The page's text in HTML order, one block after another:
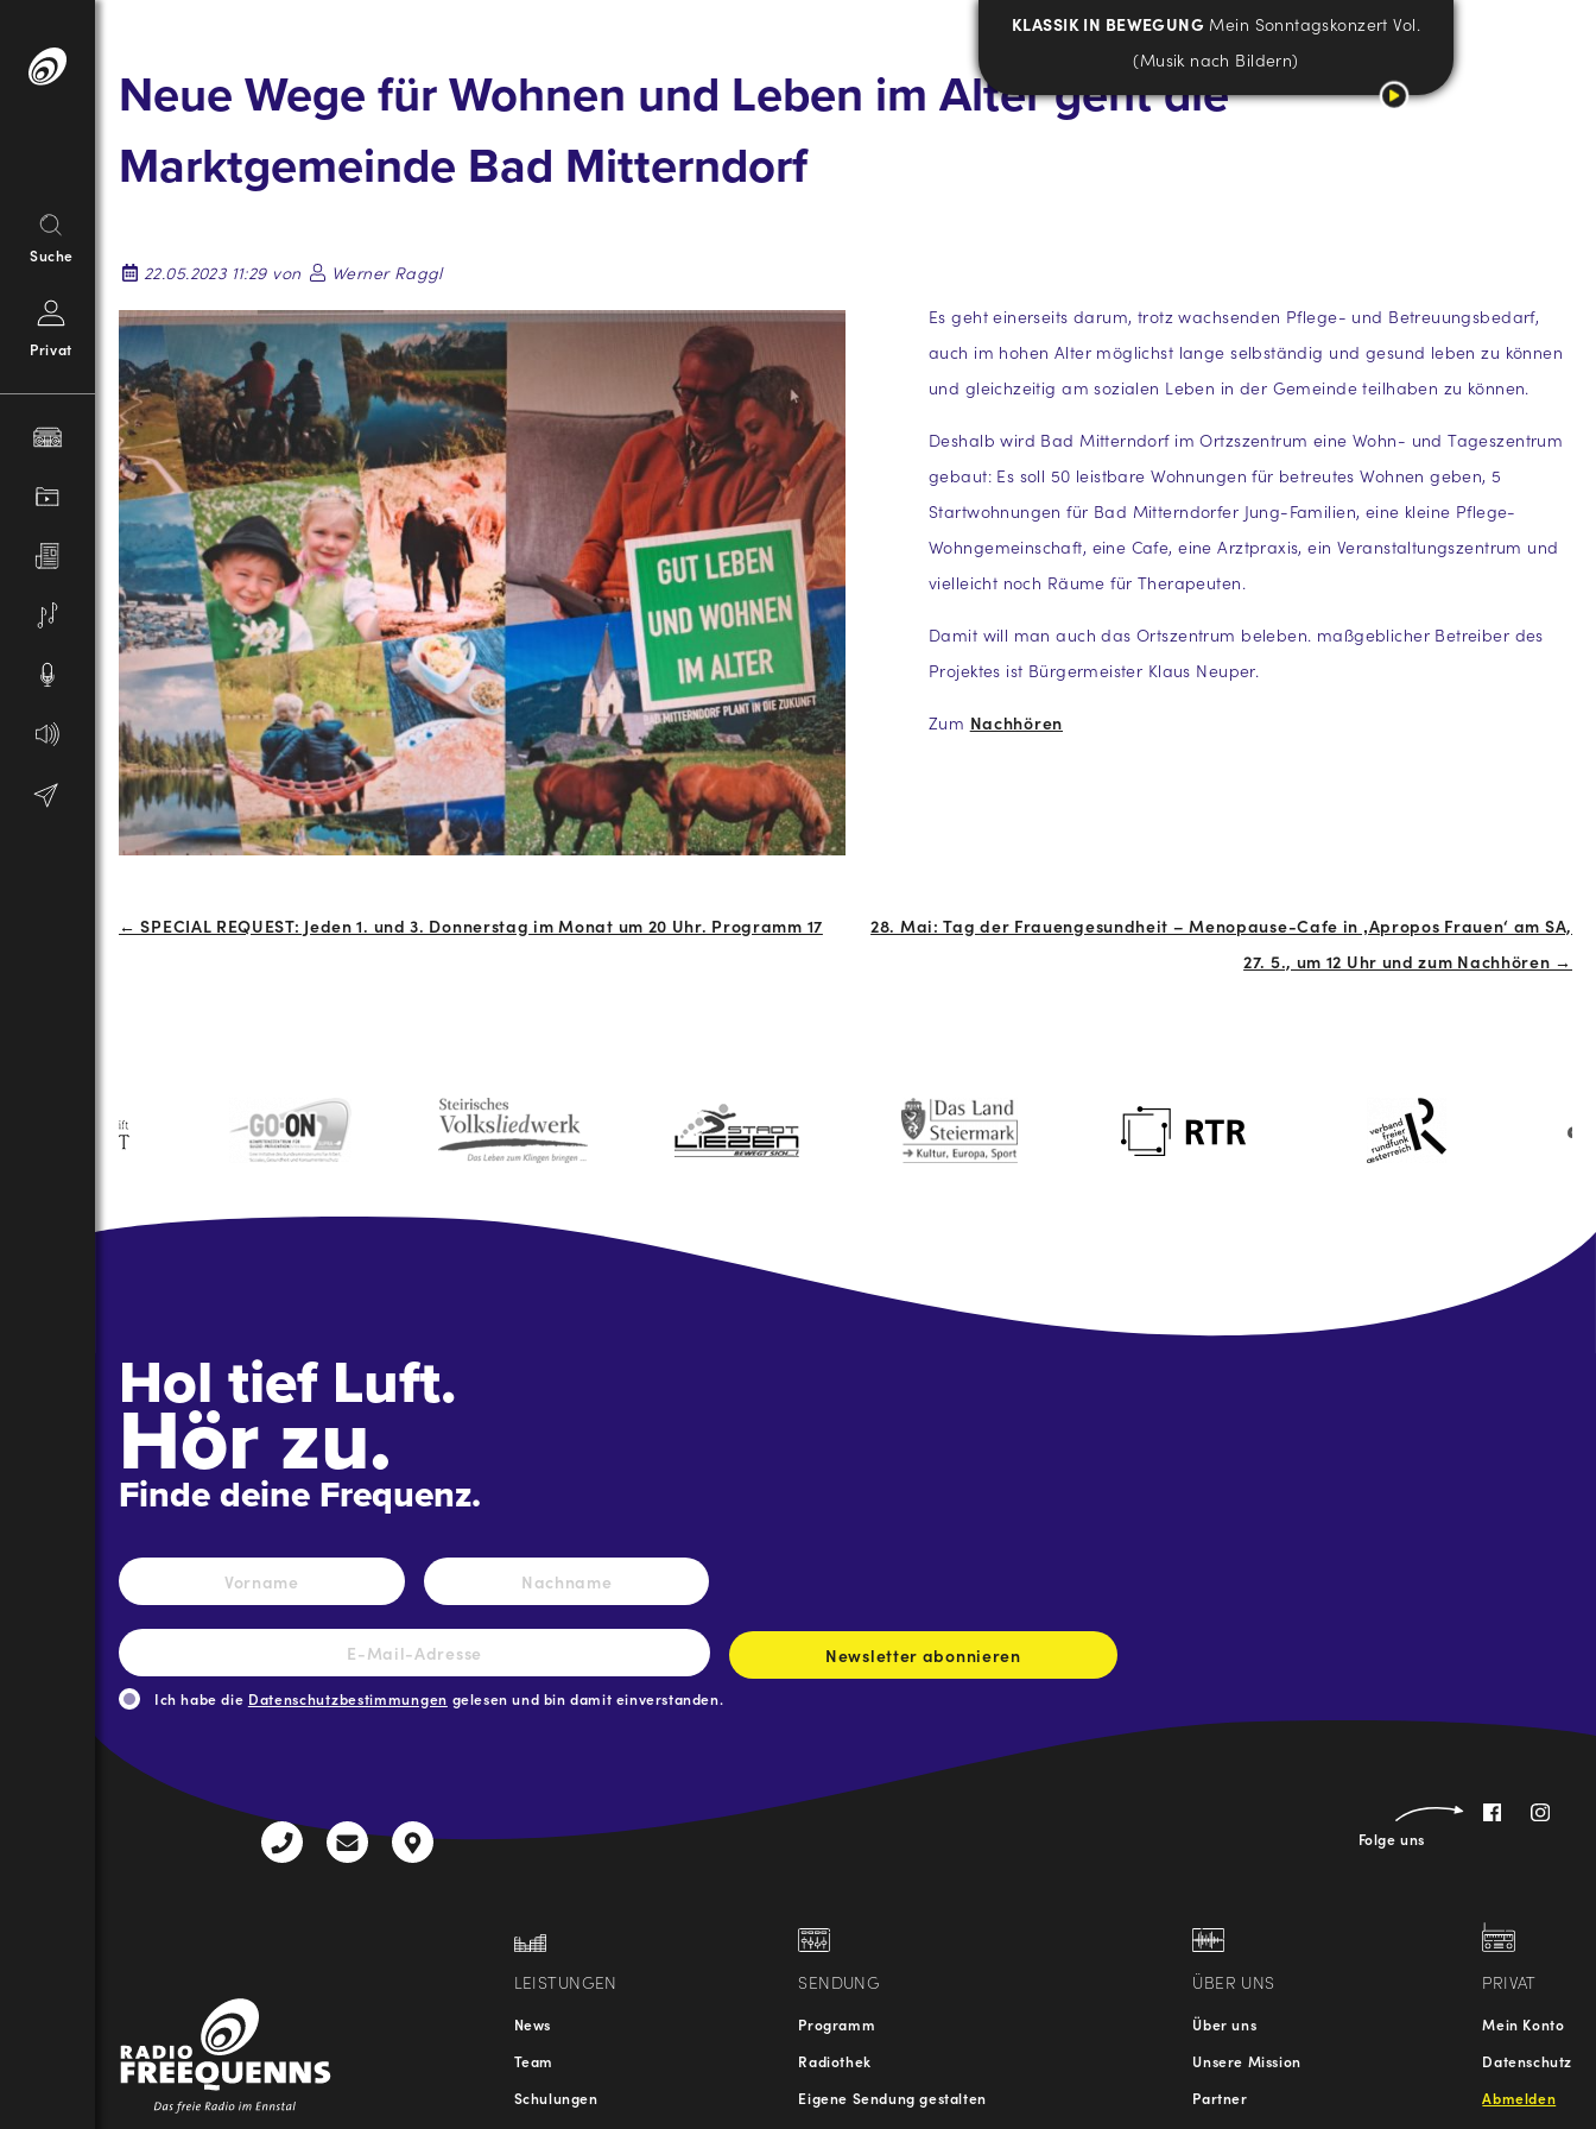
Inhalt
Suche
Privat
KLASSIK IN BEWEGUNG Mein Sonntagskonzert Vol.
(Musik nach Bildern)
Neue Wege für Wohnen und Leben im Alter geht die
Marktgemeinde Bad Mitterndorf
22.05.2023 11:29 von
Werner Raggl
Es geht einerseits darum, trotz wachsenden Pflege- und Betreuungsbedarf,
auch im hohen Alter möglichst lange selbständig und gesund leben zu können
und gleichzeitig am sozialen Leben in der Gemeinde teilhaben zu können.
Deshalb wird Bad Mitterndorf im Ortzszentrum eine Wohn- und Tageszentrum
gebaut: Es soll 50 leistbare Wohnungen für betreutes Wohnen geben, 5
Startwohnungen für Bad Mitterndorfer Jung-Familien, eine kleine Pflege-
Wohngemeinschaft, eine Cafe, eine Arztpraxis, ein Veranstaltungszentrum und
vielleicht noch Räume für Therapeuten.
Damit will man auch das Ortszentrum beleben. maßgeblicher Betreiber des
Projektes ist Bürgermeister Klaus Neuper.
Zum Nachhören
← SPECIAL REQUEST: Jeden 1. und 3. Donnerstag im Monat um 20 Uhr. Programm 17
28. Mai: Tag der Frauengesundheit – Menopause-Cafe in ‚Apropos Frauen‘ am SA,
27. 5., um 12 Uhr und zum Nachhören →
Hol tief Luft.
Hör zu.
Finde deine Frequenz.
Name *
Vorname Nachname
E-
Mail-
Adresse *
Newsletter abonnieren
Ich habe die Datenschutzbestimmungen gelesen und bin damit einverstanden.
Folge uns
+43
radio@freequenns.at
Kulturhausstraße
LEISTUNGEN
News
Team
Schulungen
SENDUNG
Programm
Radiothek
Eigene Sendung gestalten
ÜBER UNS
Über uns
Unsere Mission
Partner
PRIVAT
Mein Konto
Datenschutz
Abmelden